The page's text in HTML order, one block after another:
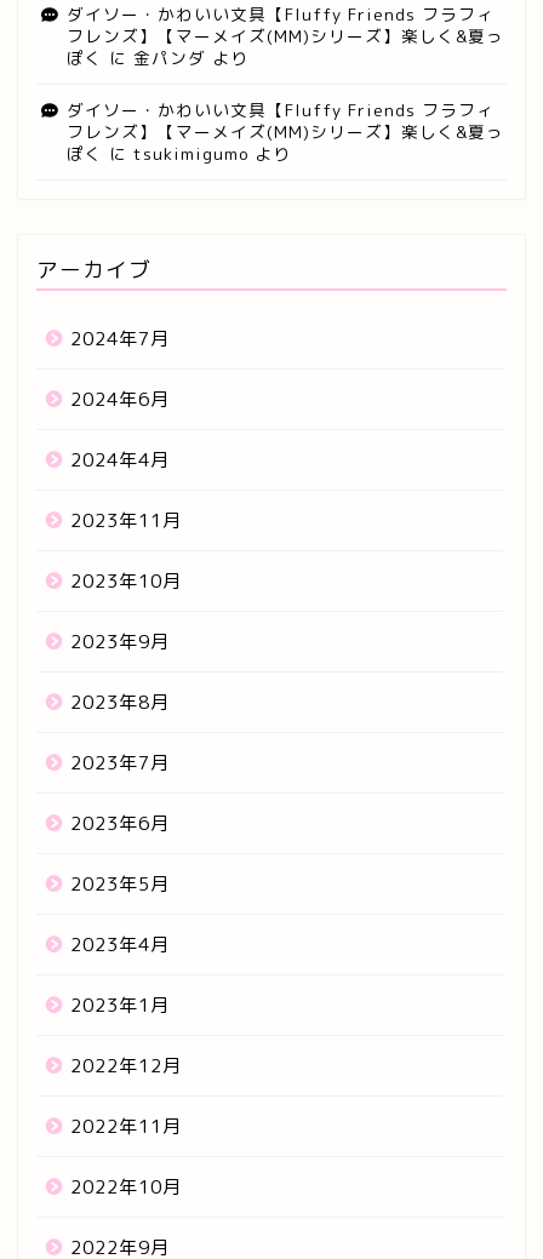
ダイソー・かわいい文具【Fluffy Friends フラフィ
フレンズ】【マーメイズ(MM)シリーズ】楽しく&夏っ
ぽく
に 金パンダ より
ダイソー・かわいい文具【Fluffy Friends フラフィ
フレンズ】【マーメイズ(MM)シリーズ】楽しく&夏っ
ぽく
に tsukimigumo より
アーカイブ
2024年7月
2024年6月
2024年4月
2023年11月
2023年10月
2023年9月
2023年8月
2023年7月
2023年6月
2023年5月
2023年4月
2023年1月
2022年12月
2022年11月
2022年10月
2022年9月